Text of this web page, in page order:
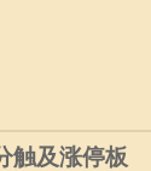
触及涨停板